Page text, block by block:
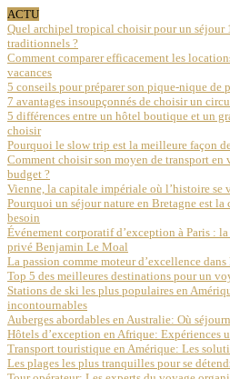
ACTU
Quel archipel tropical choisir pour un séjour
traditionnels ?
Comment comparer efficacement les
vacances
5 conseils pour préparer son pique-nique de
7 avantages insoupçonnés de choisir un
5 différences entre un hôtel boutique et un
choisir
Pourquoi le slow trip est la meilleure façon
Comment choisir son moyen de transport en
budget ?
Vienne, la capitale impériale où l’histoire se
Pourquoi un séjour nature en Bretagne est
besoin
Événement corporatif d’exception à Paris :
privé Benjamin Le Moal
La passion comme moteur d’excellence
Top 5 des meilleures destinations pour un
Stations de ski les plus populaires en
incontournables
Auberges abordables en Australie: Où
Hôtels d’exception en Afrique: Expériences
Transport touristique en Amérique: Les
Les plages les plus tranquilles pour se